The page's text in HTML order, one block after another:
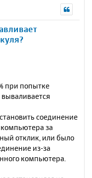
при попытке
соединение
компьютера за
отклик, или было
из-за
компьютера.